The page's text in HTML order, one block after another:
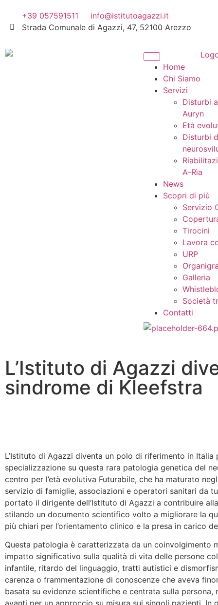
+39 057591511
info@istitutoagazzi.it
Strada Comunale di Agazzi, 47, 52100 Arezzo
Home
Chi Siamo
Servizi
Disturbi
Auryn
Età
Disturbi
A-Rìa
News
Scopri di più
Servizio
Tirocini
Lavora
URP
Galleria
Società
Contatti
L’Istituto di Agazzi
sindrome di Kleefstra
L’Istituto di Agazzi diventa un polo di riferimento in
specializzazione su questa rara patologia genetica del
centro per l’età evolutiva Futurabile, che ha maturato
servizio di famiglie, associazioni e operatori sanitari da
portato il dirigente dell’Istituto di Agazzi a contribuire
stilando un documento scientifico volto a migliorare la
più chiari per l’orientamento clinico e la presa in carico
Questa patologia è caratterizzata da un coinvolgimento
impatto significativo sulla qualità di vita delle persone
infantile, ritardo del linguaggio, tratti autistici e
carenza o frammentazione di conoscenze che aveva
basata su evidenze scientifiche e centrata sulla